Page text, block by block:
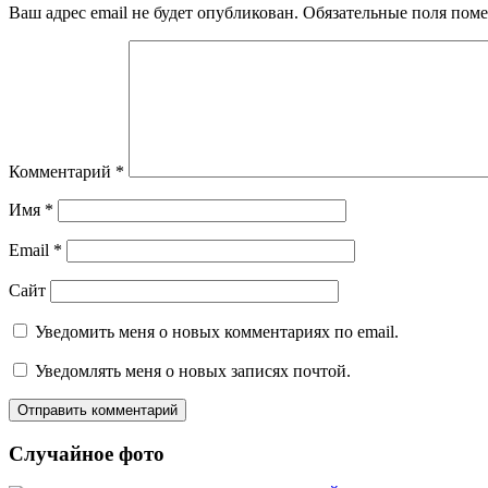
Ваш адрес email не будет опубликован. Обязательные поля
Комментарий *
Имя *
Email *
Сайт
Уведомить меня о новых комментариях по email.
Уведомлять меня о новых записях почтой.
Случайное фото